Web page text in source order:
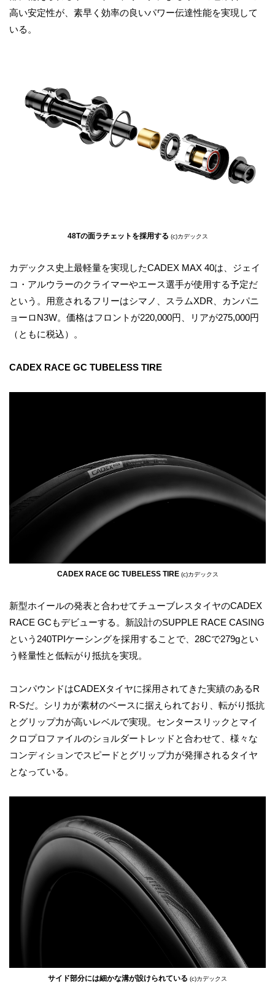
高い安定性が、素早く効率の良いパワー伝達性能を実現して
いる。
48Tの面ラチェットを採用する (c)カデックス
カデックス史上最軽量を実現したCADEX MAX 40は、ジェイ
コ・アルウラーのクライマーやエース選手が使用する予定だ
という。用意されるフリーはシマノ、スラムXDR、カンパニ
ョーロN3W。価格はフロントが220,000円、リアが275,000円
（ともに税込）。
CADEX RACE GC TUBELESS TIRE
CADEX RACE GC TUBELESS TIRE (c)カデックス
新型ホイールの発表と合わせてチューブレスタイヤのCADEX
RACE GCもデビューする。新設計のSUPPLE RACE CASING
という240TPIケーシングを採用することで、28Cで279gとい
う軽量性と低転がり抵抗を実現。
コンパウンドはCADEXタイヤに採用されてきた実績のあるR
R-Sだ。シリカが素材のベースに据えられており、転がり抵抗
とグリップ力が高いレベルで実現。センタースリックとマイ
クロプロファイルのショルダートレッドと合わせて、様々な
コンディションでスピードとグリップ力が発揮されるタイヤ
となっている。
サイド部分には細かな溝が設けられている (c)カデックス